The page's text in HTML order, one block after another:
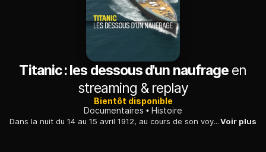
Titanic : les dessous d'un naufrage en
streaming & replay
Bientôt disponible
Documentaires
Histoire
Dans la nuit du 14 au 15 avril 1912, au cours de son voyage inaugural à destination de New York, le Titanic heurte un iceberg et coule à pic, emportant plus de 1500 vies.Voir plus